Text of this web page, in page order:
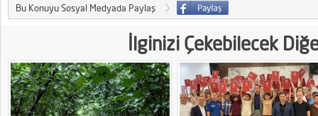
Bu Konuyu Sosyal Medyada Paylaş
İlginizi Çekebilecek